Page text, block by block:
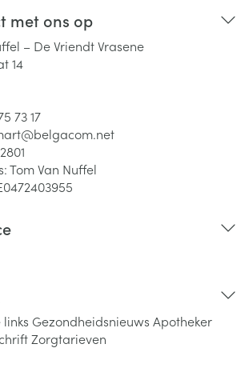
met ons op
– De Vriendt Vrasene
14
73 17
belgacom.net
Tom Van Nuffel
Gezondheidsnieuws Apotheker
Zorgtarieven